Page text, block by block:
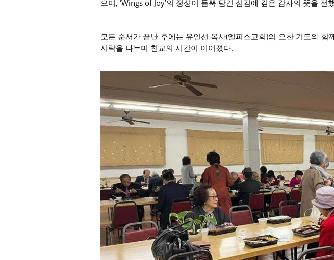
으며, ‘Wings of Joy’의 정성이 듬뿍 담긴 섬김에 깊은 감사의 뜻을 전
모든 순서가 끝난 후에는 유인선 목사(엘피스교회)의 오찬 기도와
시락을 나누며 친교의 시간이 이어졌다.